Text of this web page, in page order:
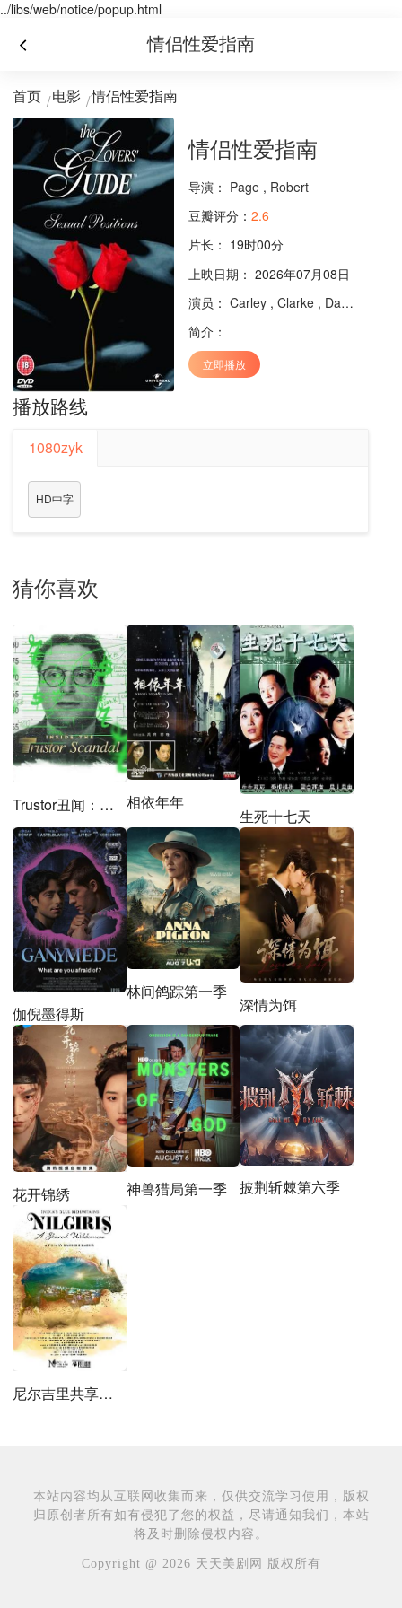
../libs/web/notice/popup.html
情侣性爱指南
首页 电影 情侣性爱指南
情侣性爱指南
导演： Page , Robert
豆瓣评分： 2.6
片长： 19时00分
上映日期： 2026年07月08日
演员： Carley , Clarke , Dawn
简介：
立即播放
播放路线
1080zyk
HD中字
猜你喜欢
Trustor丑闻：瑞典金融案内幕 相依年年
生死十七天
伽倪墨得斯
林间鸽踪第一季
深情为饵
花开锦绣 神兽猎局第一季 披荆斩棘第六季
尼尔吉里共享荒野
本站内容均从互联网收集而来，仅供交流学习使用，版权
归原创者所有如有侵犯了您的权益，尽请通知我们，本站
将及时删除侵权内容。
Copyright @ 2026 天天美剧网 版权所有